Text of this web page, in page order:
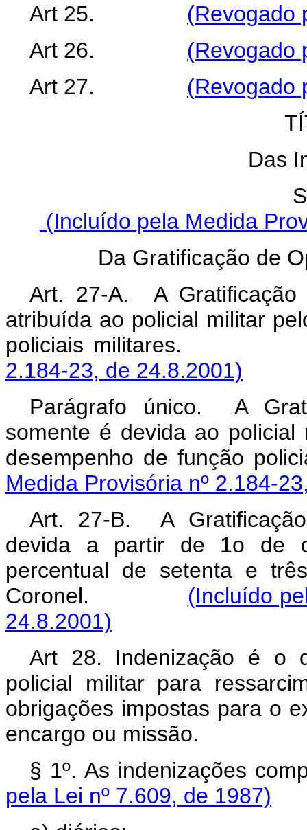
Art 25. (Revogado
Art 26. (Revogado
Art 27. (Revogado
Das
(Incluído pela Medida
Da Gratificação de
Art. 27-A. A Gratificação
atribuída ao policial militar
policiais
2.184-23, de 24.8.2001)
Parágrafo único. A
somente é devida ao
desempenho de
Medida Provisória nº 2.184-
Art. 27-B. A
devida a partir de 1o de
percentual de setenta e
Coronel. (Incluído
24.8.2001)
Art 28. Indenização é o
policial militar para
obrigações impostas para o
encargo ou missão.
§ 1º. As
pela Lei nº 7.609, de 1987)